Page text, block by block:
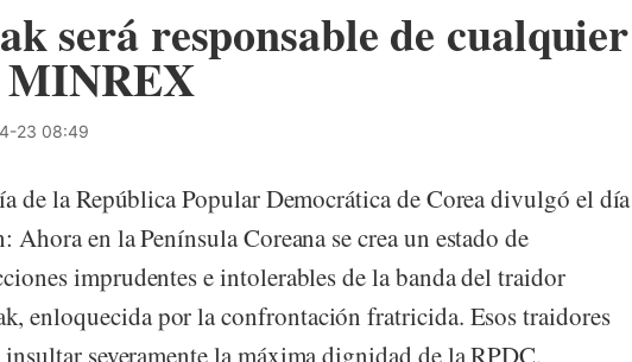
será responsable de cualquier
MINREX
23 08:49
de la República Popular Democrática de Corea divulgó el día
en la Península Coreana se crea un estado de
imprudentes e intolerables de la banda del traidor
enloquecida por la confrontación fratricida. Esos traidores
severamente la máxima dignidad de la RPDC.